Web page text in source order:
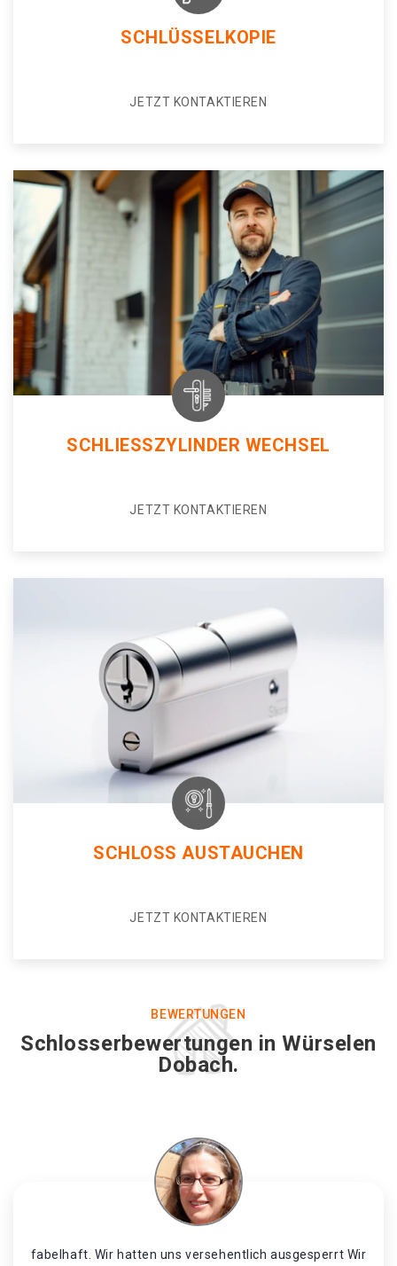
SCHLÜSSELKOPIE
JETZT KONTAKTIEREN
SCHLIESSZYLINDER WECHSEL
JETZT KONTAKTIEREN
SCHLOSS AUSTAUCHEN
JETZT KONTAKTIEREN
BEWERTUNGEN
Schlosserbewertungen in Würselen
Dobach.
fabelhaft. Wir hatten uns versehentlich ausgesperrt Wir